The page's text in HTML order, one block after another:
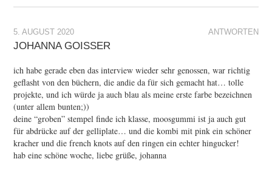
ANTWORTEN
5. AUGUST 2020
JOHANNA GOISSER
ich habe gerade eben das interview wieder sehr genossen, war richtig
geflasht von den büchern, die andie da für sich gemacht hat… tolle
projekte, und ich würde ja auch blau als meine erste farbe bezeichnen
(unter allem bunten;))
deine “groben” stempel finde ich klasse, moosgummi ist ja auch gut
für abdrücke auf der gelliplate… und die kombi mit pink ein schöner
kracher und die french knots auf den ringen ein echter hingucker!
hab eine schöne woche, liebe grüße, johanna